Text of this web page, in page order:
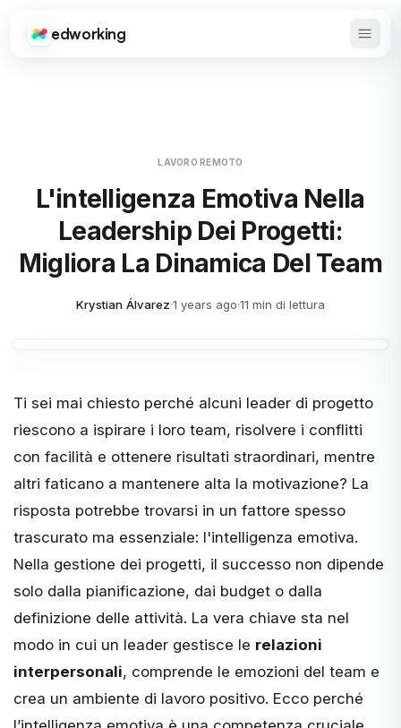
Edworking
edworking Apri
LAVORO REMOTO
L'intelligenza Emotiva Nella
Leadership Dei Progetti:
Migliora La Dinamica Del Team
Krystian Álvarez·1 years ago·11 min di lettura
Ti sei mai chiesto perché alcuni leader di progetto
riescono a ispirare i loro team, risolvere i conflitti
con facilità e ottenere risultati straordinari, mentre
altri faticano a mantenere alta la motivazione? La
risposta potrebbe trovarsi in un fattore spesso
trascurato ma essenziale: l'intelligenza emotiva.
Nella gestione dei progetti, il successo non dipende
solo dalla pianificazione, dai budget o dalla
definizione delle attività. La vera chiave sta nel
modo in cui un leader gestisce le relazioni
interpersonali, comprende le emozioni del team e
crea un ambiente di lavoro positivo. Ecco perché